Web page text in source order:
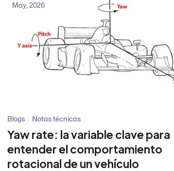
May, 2026
Blogs Notas técnicas
Yaw rate: la variable clave para
entender el comportamiento
rotacional de un vehículo